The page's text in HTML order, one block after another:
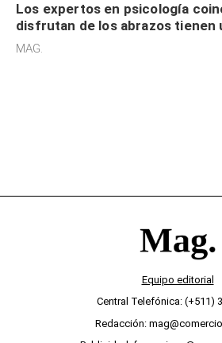
Los expertos en psicología
disfrutan de los abrazos tienen
sensibilidad a los estímulos
MAG.
Equipo editorial
Central Telefónica: (+511)
Redacción: